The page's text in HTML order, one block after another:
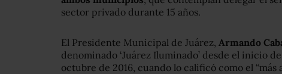
sector privado durante 15 años.
El Presidente Municipal de Juárez, Armando
denominado ‘Juárez Iluminado’ desde el inicio
octubre de 2016, cuando lo calificó como el “más